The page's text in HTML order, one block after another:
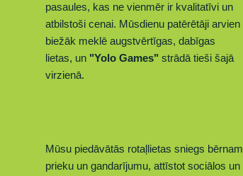
pasaules, kas ne vienmēr ir kvalitatīvi un
atbilstoši cenai. Mūsdienu patērētāji arvien
biežāk meklē augstvērtīgas, dabīgas
lietas, un "Yolo Games" strādā tieši šajā
virzienā.
Mūsu piedāvātās rotaļlietas sniegs bērnam
prieku un gandarījumu, attīstot sociālos un